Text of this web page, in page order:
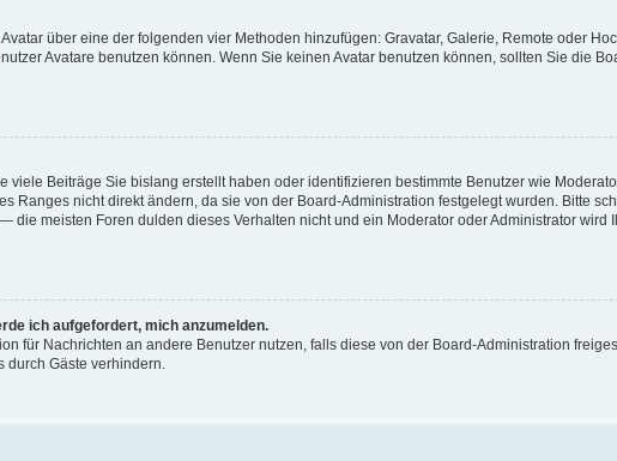
über eine der folgenden vier Methoden hinzufügen: Gravatar, Galerie, Remote oder
Avatare benutzen können. Wenn Sie keinen Avatar benutzen können, sollten Sie die
viele Beiträge Sie bislang erstellt haben oder identifizieren bestimmte Benutzer wie
Ranges nicht direkt ändern, da sie von der Board-Administration festgelegt wurden. Bitte
meisten Foren dulden dieses Verhalten nicht und ein Moderator oder Administrator wird
ich aufgefordert, mich anzumelden.
für Nachrichten an andere Benutzer nutzen, falls diese von der Board-Administration
durch Gäste verhindern.